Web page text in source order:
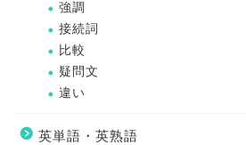
強調
接続詞
比較
疑問文
違い
英単語・英熟語